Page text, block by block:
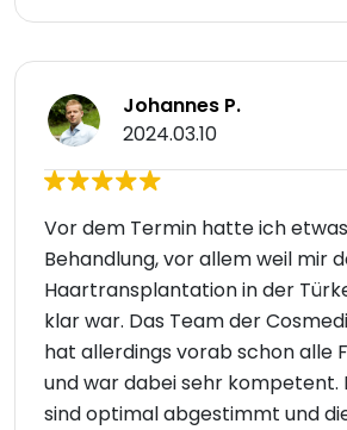
Johannes P.
2024.03.10
Vor dem Termin hatte ich
Behandlung, vor allem weil mir
Haartransplantation in der
klar war. Das Team der
hat allerdings vorab schon alle
und war dabei sehr kompetent.
sind optimal abgestimmt und